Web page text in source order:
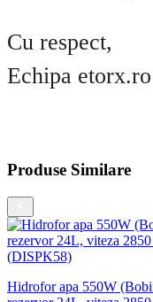
Cu respect,
Echipa etorx.ro
Produse Similare
Hidrofor apa 550W